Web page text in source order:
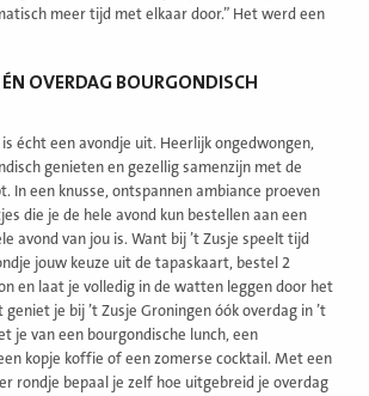
meer tijd met elkaar door.” Het werd een
OVERDAG BOURGONDISCH
is écht een avondje uit. Heerlijk ongedwongen,
genieten en gezellig samenzijn met de
In een knusse, ontspannen ambiance proeven
die je de hele avond kun bestellen aan een
avond van jou is. Want bij ’t Zusje speelt tijd
jouw keuze uit de tapaskaart, bestel 2
en laat je volledig in de watten leggen door het
je bij ’t Zusje Groningen óók overdag in ’t
je van een bourgondische lunch, een
kopje koffie of een zomerse cocktail. Met een
rondje bepaal je zelf hoe uitgebreid je overdag